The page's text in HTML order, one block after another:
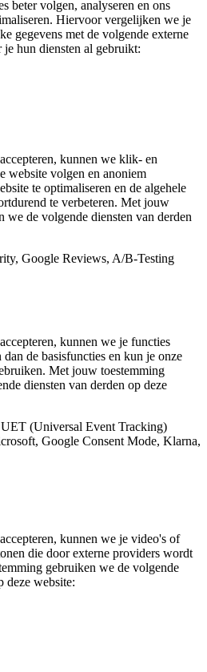
beter volgen, analyseren en ons
Hiervoor vergelijken we je
gegevens met de volgende externe
je hun diensten al gebruikt:
kunnen we klik- en
website volgen en anoniem
te optimaliseren en de algehele
te verbeteren. Met jouw
we de volgende diensten van derden
Google Reviews, A/B-Testing
kunnen we je functies
de basisfuncties en kun je onze
Met jouw toestemming
diensten van derden op deze
(Universal Event Tracking)
Google Consent Mode, Klarna,
kunnen we je video's of
die door externe providers wordt
gebruiken we de volgende
deze website: